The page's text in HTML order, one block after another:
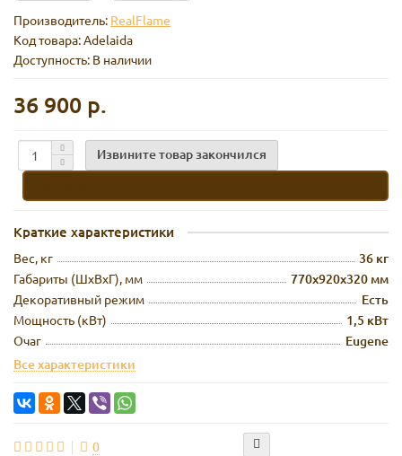
Производитель: RealFlame
Код товара:Adelaida
Доступность: В наличии
36 900 р.
Извините товар закончился
Краткие характеристики
Вес, кг 36 кг
Габариты (ШхВхГ), мм 770х920х320 мм
Декоративный режим Есть
Мощность (кВт) 1,5 кВт
Очаг
Eugene
Все характеристики
0